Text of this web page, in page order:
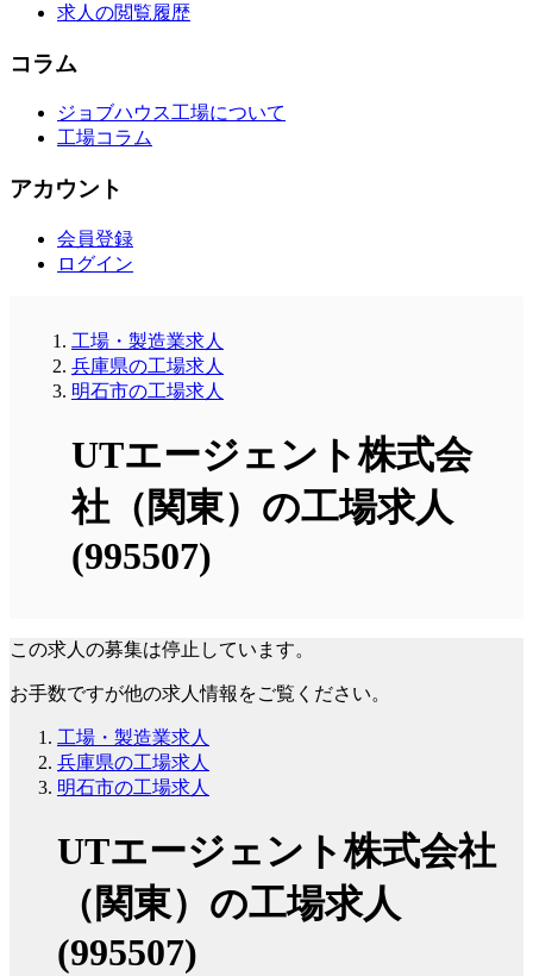
求人の閲覧履歴
コラム
ジョブハウス工場について
工場コラム
アカウント
会員登録
ログイン
工場・製造業求人
兵庫県の工場求人
明石市の工場求人
UTエージェント株式会
社（関東）の工場求人
(995507)
この求人の募集は停止しています。
お手数ですが他の求人情報をご覧ください。
工場・製造業求人
兵庫県の工場求人
明石市の工場求人
UTエージェント株式会社
（関東）の工場求人
(995507)